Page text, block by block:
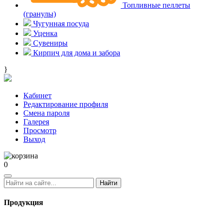
Топливные пеллеты
(гранулы)
Чугунная посуда
Уценка
Сувениры
Кирпич для дома и забора
}
Кабинет
Редактирование профиля
Смена пароля
Галерея
Просмотр
Выход
0
Найти
Продукция